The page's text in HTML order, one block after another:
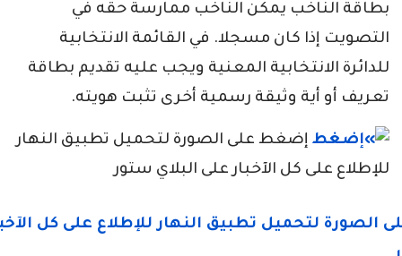
بطاقة الناخب يمكن الناخب ممارسة حقه في
التصويت إذا كان مسجلا. في القائمة الانتخابية
للدائرة الانتخابية المعنية ويجب عليه تقديم بطاقة
تعريف أو أية وثيقة رسمية أخرى تثبت هويته.
إضغط على الصورة لتحميل تطبيق النهار
للإطلاع على كل الآخبار على البلاي ستور